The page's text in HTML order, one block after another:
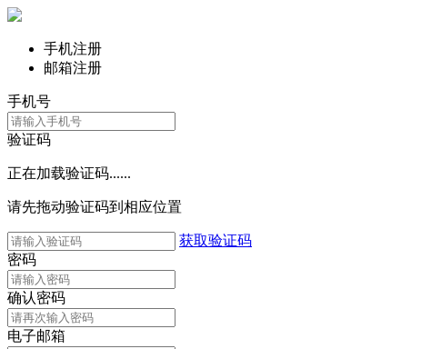
手机注册
邮箱注册
手机号
验证码
正在加载验证码......
请先拖动验证码到相应位置
获取验证码
密码
确认密码
电子邮箱